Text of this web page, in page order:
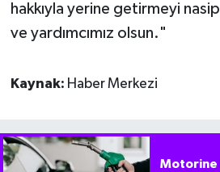
hakkıyla yerine getirmeyi
ve yardımcımız olsun."
Kaynak: Haber Merkezi
Motorine